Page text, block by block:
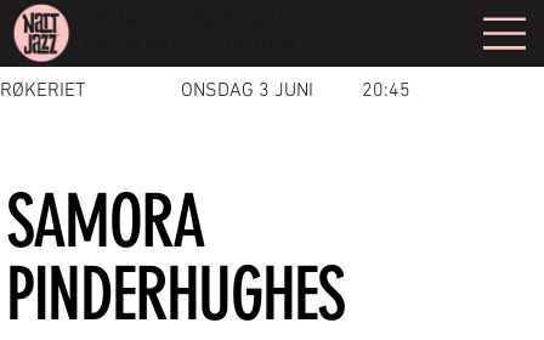
RØKERIET
ONSDAG 3 JUNI 20:45
SAMORA
PINDERHUGHES